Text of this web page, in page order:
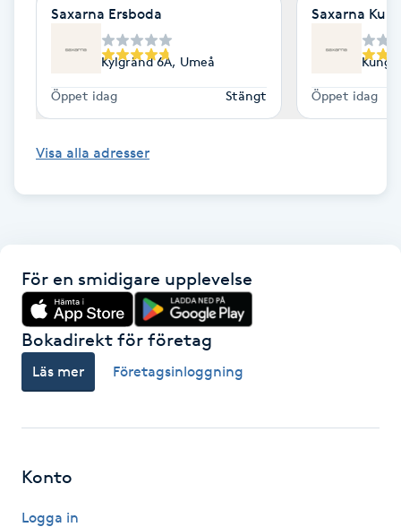
Katun fransar
Kemisk peeling
Keratinbehandling
Kinesiologi
Kiropraktik
Klangmassage
Saxarna Ersboda
Kylgränd 6A, Umeå
Öppet idag Stängt
Saxarna
Öppet idag
Visa alla adresser
För en smidigare upplevelse
Bokadirekt för företag
Läs mer Företagsinloggning
Konto
Logga in